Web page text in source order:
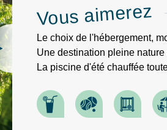
Vous aimerez
Le choix de l'hébergement,
Une destination pleine
La piscine d'été chauffée